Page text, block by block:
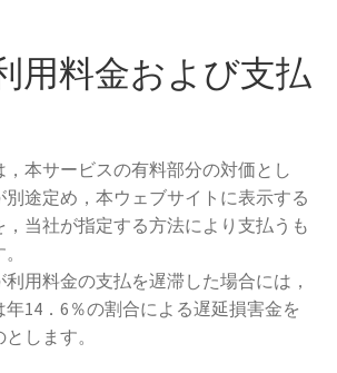
用料金および支払
，本サービスの有料部分の対価とし
別途定め，本ウェブサイトに表示する
，当社が指定する方法により支払うも
用料金の支払を遅滞した場合には，
14．6％の割合による遅延損害金を
します。